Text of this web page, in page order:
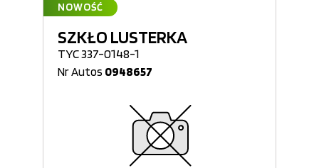
NOWOŚĆ
SZKŁO LUSTERKA
TYC 337-0148-1
Nr Autos 0948657